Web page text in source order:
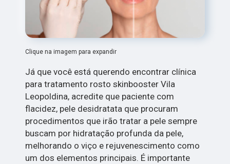
Clique na imagem para expandir
Já que você está querendo encontrar clínica
para tratamento rosto skinbooster Vila
Leopoldina, acredite que paciente com
flacidez, pele desidratata que procuram
procedimentos que irão tratar a pele sempre
buscam por hidratação profunda da pele,
melhorando o viço e rejuvenescimento como
um dos elementos principais. É importante